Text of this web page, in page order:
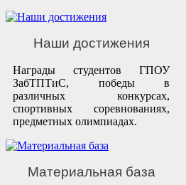
Наши достижения
Награды студентов ГПОУ
ЗабТПТиС, победы в
различных конкурсах,
спортивных соревнованиях,
предметных олимпиадах.
Материальная база